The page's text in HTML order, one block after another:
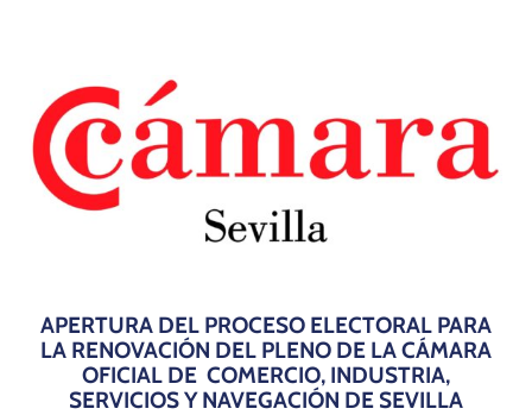
Programas
APERTURA DEL PROCESO ELECTORAL PARA
LA RENOVACIÓN DEL PLENO DE LA CÁMARA
OFICIAL DE COMERCIO, INDUSTRIA,
SERVICIOS Y NAVEGACIÓN DE SEVILLA